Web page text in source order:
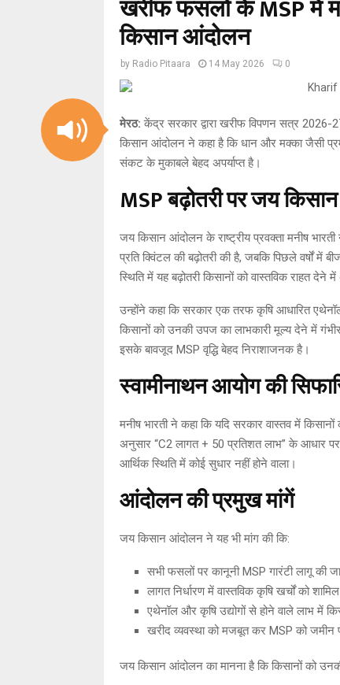
खरीफ फसलों के MSP में
किसान आंदोलन
by Radio Pitaara 14 May 2026 0
मेरठ: केंद्र सरकार द्वारा खरीफ विपणन सत्र 2026-
किसान आंदोलन ने कहा है कि धान और मक्का जैसी
संकट के मुकाबले बेहद अपर्याप्त है।
MSP बढ़ोतरी पर जय
जय किसान आंदोलन के राष्ट्रीय प्रवक्ता मनीष
प्रति क्विंटल की बढ़ोतरी की है, जबकि पिछले वर्षों में
स्थिति में यह बढ़ोतरी किसानों को वास्तविक राहत देने
उन्होंने कहा कि सरकार एक तरफ कृषि आधारित
किसानों को उनकी उपज का लाभकारी मूल्य देने में
इसके बावजूद MSP वृद्धि बेहद निराशाजनक है।
स्वामीनाथन आयोग की
मनीष भारती ने कहा कि यदि सरकार वास्तव में
अनुसार “C2 लागत + 50 प्रतिशत लाभ” के आधार पर
आर्थिक स्थिति में कोई सुधार नहीं होने वाला।
आंदोलन की प्रमुख मांगें
जय किसान आंदोलन ने यह भी मांग की कि:
सभी फसलों पर कानूनी MSP गारंटी लागू की
लागत निर्धारण में वास्तविक कृषि खर्चों को
एथेनॉल और कृषि उद्योगों से होने वाले लाभ में
खरीद व्यवस्था को मजबूत कर MSP को जमीन
जय किसान आंदोलन का मानना है कि किसानों को